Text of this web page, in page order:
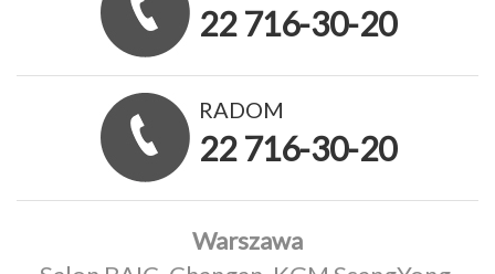
22 716-30-20
RADOM
22 716-30-20
Warszawa